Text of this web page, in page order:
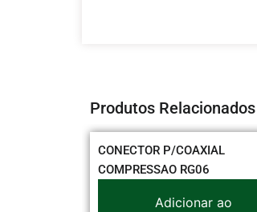
Produtos Relacionados
CONECTOR P/COAXIAL
COMPRESSAO RG06
Adicionar ao